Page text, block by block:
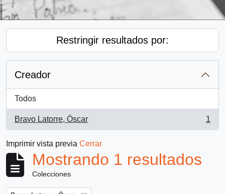
Restringir resultados por:
Creador
Todos
Bravo Latorre, Óscar
, 1 resultados
1
Imprimir vista previa Cerrar
Mostrando 1 resultados
Colecciones